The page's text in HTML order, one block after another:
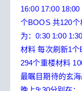
16:00 17:00 18:00
个BOOS 共120个
为：0:30 1:00
材料 每次刷新1
294个重楼材料
最瞩目期待的玄